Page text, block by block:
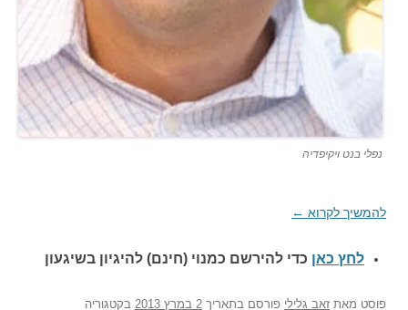
נפלי בנט ויקיפדיה
להמשיך לקרוא ←
לחץ כאן כדי להירשם כמנוי (חינם) להיגיון בשיגעון
פוסט מאת זאב גלילי פורסם בתאריך 2 במרץ 2013
בקטגוריה